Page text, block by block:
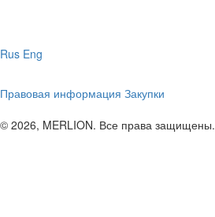
Rus Eng
Правовая информация Закупки
© 2026, MERLION. Все права защищены.